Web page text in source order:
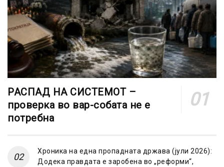
РАСПАД НА СИСТЕМОТ –
проверка во вар-собата не е
потребна
Хроника на една пропадната држава (јули 2026):
Додека правдата е заробена во „реформи“,